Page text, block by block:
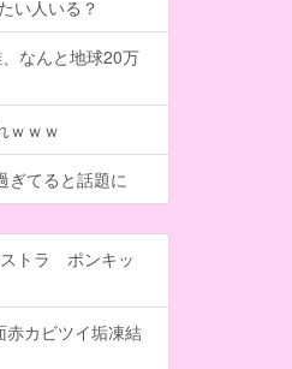
い人いる？
なんと地球20万
ｗｗｗ
ぎてると話題に
ストラ ポンキッ
赤カビツイ垢凍結